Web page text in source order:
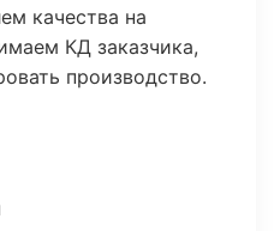
качества на
КД заказчика,
производство.